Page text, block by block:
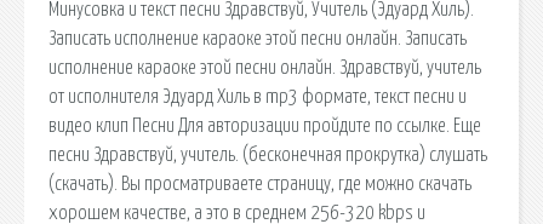
Минусовка и текст песни Здравствуй, Учитель (Эдуард Хиль).
Записать исполнение караоке этой песни онлайн. Записать
исполнение караоке этой песни онлайн. Здравствуй, учитель
от исполнителя Эдуард Хиль в mp3 формате, текст песни и
видео клип Песни Для авторизации пройдите по ссылке. Еще
песни Здравствуй, учитель. (бесконечная прокрутка) слушать
(скачать). Вы просматриваете страницу, где можно скачать
хорошем качестве, а это в среднем 256-320 kbps и